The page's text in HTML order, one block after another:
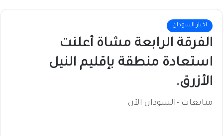
اخبار السودان
الفرقة الرابعة مشاة أعلنت
استعادة منطقة بإقليم النيل
الأزرق.
متابعات -السودان الآن